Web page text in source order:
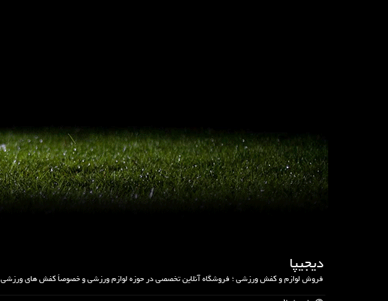
دیجیپا
فروش لوازم و کفش ورزشی ؛ فروشگاه آنلاین تخصصی در حوزه لوازم ورزشی و خصوصاً کفش های ورزشی